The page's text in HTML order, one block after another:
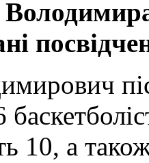
10, а